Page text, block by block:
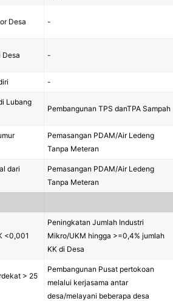
Desa -
Desa -
-
Lubang
Pembangunan TPS danTPA Sampah
Pemasangan PDAM/Air Ledeng
Tanpa Meteran
dari
Pemasangan PDAM/Air Ledeng
Tanpa Meteran
<0,001
Peningkatan Jumlah Industri
Mikro/UKM hingga >=0,4% jumlah
KK di Desa
> 25
Pembangunan Pusat pertokoan
melalui kerjasama antar
desa/melayani beberapa desa